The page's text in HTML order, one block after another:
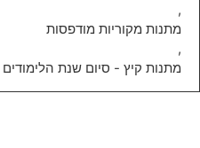
,
מתנות מקוריות מודפסות
,
מתנות קיץ - סיום שנת הלימודים